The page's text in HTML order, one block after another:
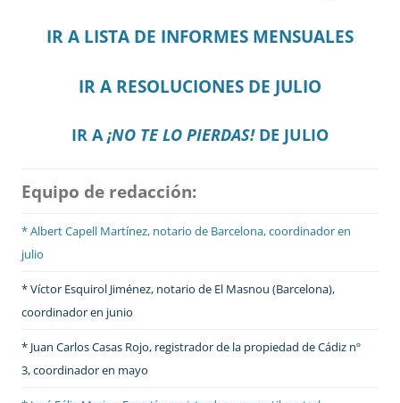
IR A LISTA DE INFORMES MENSUALES
IR A RESOLUCIONES DE JULIO
IR A¡NO TE LO PIERDAS!DE JULIO
Equipo de redacción:
* Albert Capell Martínez, notario de Barcelona, coordinador en
julio
* Víctor Esquirol Jiménez, notario de El Masnou (Barcelona),
coordinador en junio
* Juan Carlos Casas Rojo, registrador de la propiedad de Cádiz nº
3, coordinador en mayo